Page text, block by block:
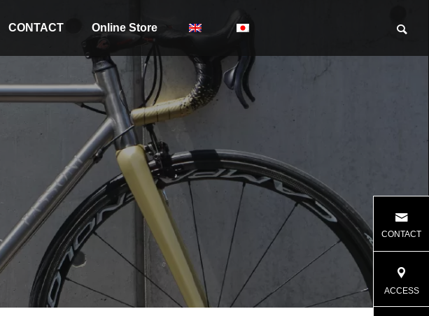
CONTACT Online Store
CONTACT
ACCESS